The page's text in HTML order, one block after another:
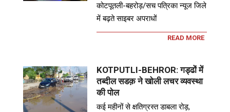
कोटपूतली-बहरोड़/सच पत्रिका न्यूज जिले
में बढ़ते साइबर अपराधों
READ MORE
KOTPUTLI-BEHROR: गड्ढों में
तब्दील सडक़ ने खोली लचर व्यवस्था
की पोल
कई महीनों से क्षतिग्रस्त डाबला रोड़,